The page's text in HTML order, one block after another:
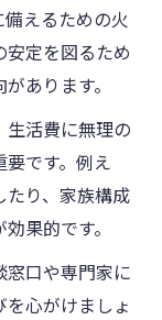
えるための火
定を図るため
あります。
活費に無理の
です。例え
り、家族構成
果的です。
口や専門家に
心がけましょ